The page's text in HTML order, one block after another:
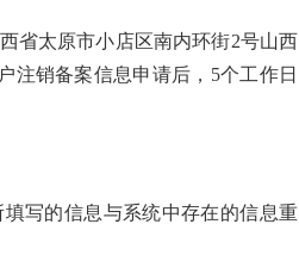
省太原市小店区南内环街2号山西
注销备案信息申请后，5个工作日
写的信息与系统中存在的信息重